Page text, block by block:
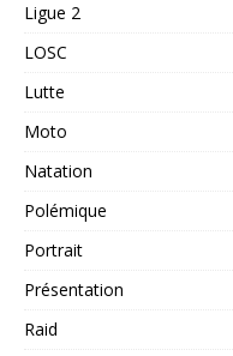
Ligue 2
LOSC
Lutte
Moto
Natation
Polémique
Portrait
Présentation
Raid